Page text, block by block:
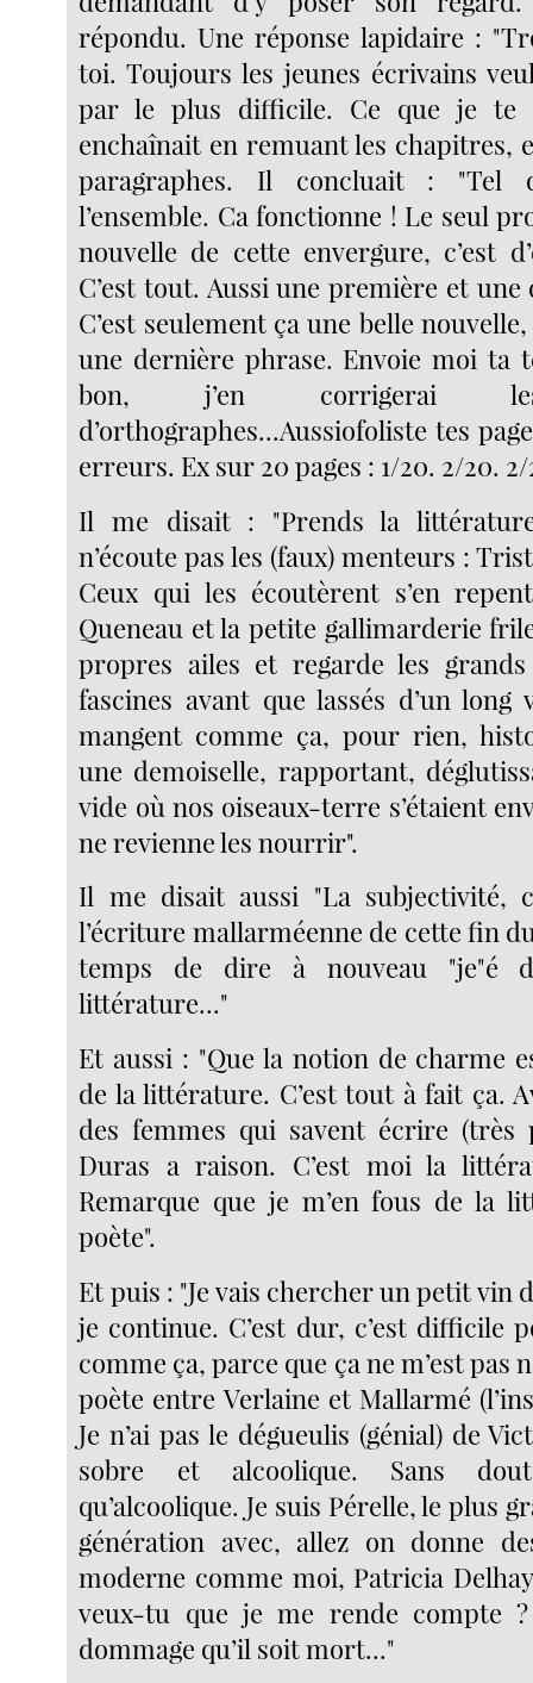
répondu. Une réponse lapidaire :
toi. Toujours les jeunes écrivains
par le plus difficile. Ce que je te
enchaînait en remuant les chapitres,
paragraphes. Il concluait : "Tel
l’ensemble. Ca fonctionne ! Le seul
nouvelle de cette envergure, c’est
C’est tout. Aussi une première et
C’est seulement ça une belle
une dernière phrase. Envoie moi ta
bon, j’en corrigerai
d’orthographes...Aussiofoliste tes
erreurs. Ex sur 20 pages : 1/20. 2/20.
Il me disait : "Prends la
n’écoute pas les (faux) menteurs :
Ceux qui les écoutèrent s’en
Queneau et la petite gallimarderie
propres ailes et regarde les
fascines avant que lassés d’un long
mangent comme ça, pour rien,
une demoiselle, rapportant,
vide où nos oiseaux-terre s’étaient
ne revienne les nourrir".
Il me disait aussi "La subjectivité,
l’écriture mallarméenne de cette fin
temps de dire à nouveau "je"é
littérature..."
Et aussi : "Que la notion de charme
de la littérature. C’est tout à fait ça.
des femmes qui savent écrire (très
Duras a raison. C’est moi la
Remarque que je m’en fous de la
poète".
Et puis : "Je vais chercher un petit vin
je continue. C’est dur, c’est difficile
comme ça, parce que ça ne m’est pas
poète entre Verlaine et Mallarmé
Je n’ai pas le dégueulis (génial) de
sobre et alcoolique. Sans
qu’alcoolique. Je suis Pérelle, le plus
génération avec, allez on donne
moderne comme moi, Patricia
veux-tu que je me rende compte ?
dommage qu’il soit mort..."